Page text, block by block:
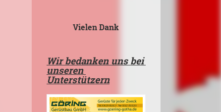
Vielen Dank
Wir bedanken uns bei
unseren
Unterstützern